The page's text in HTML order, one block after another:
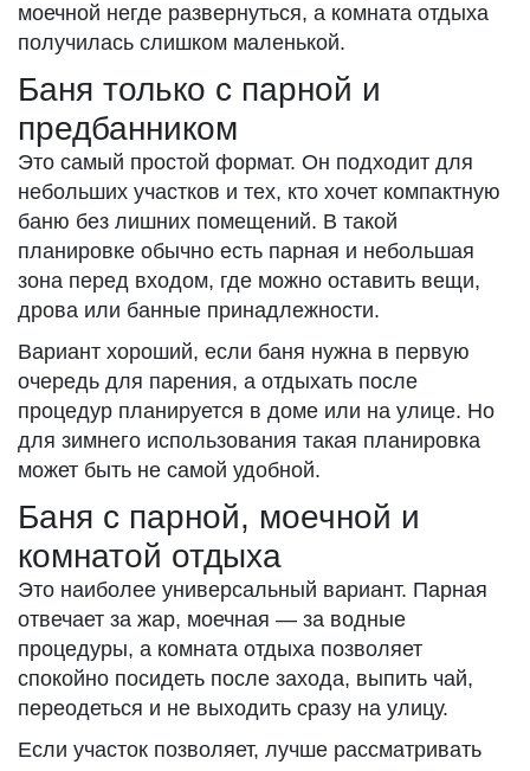
моечной негде развернуться, а комната отдыха
получилась слишком маленькой.
Баня только с парной и
предбанником
Это самый простой формат. Он подходит для
небольших участков и тех, кто хочет компактную
баню без лишних помещений. В такой
планировке обычно есть парная и небольшая
зона перед входом, где можно оставить вещи,
дрова или банные принадлежности.
Вариант хороший, если баня нужна в первую
очередь для парения, а отдыхать после
процедур планируется в доме или на улице. Но
для зимнего использования такая планировка
может быть не самой удобной.
Баня с парной, моечной и
комнатой отдыха
Это наиболее универсальный вариант. Парная
отвечает за жар, моечная — за водные
процедуры, а комната отдыха позволяет
спокойно посидеть после захода, выпить чай,
переодеться и не выходить сразу на улицу.
Если участок позволяет, лучше рассматривать